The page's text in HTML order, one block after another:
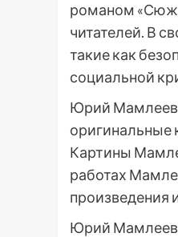
романом
читателей. В
такие как
социальной
Юрий Мамлеев
оригинальные
Картины
работах
произведения
Юрий Мамлеев